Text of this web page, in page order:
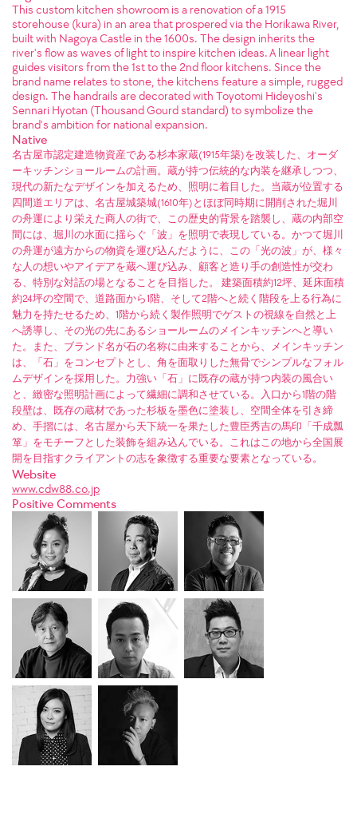
This custom kitchen showroom is a renovation of a 1915
storehouse (kura) in an area that prospered via the Horikawa River,
built with Nagoya Castle in the 1600s. The design inherits the
river's flow as waves of light to inspire kitchen ideas. A linear light
guides visitors from the 1st to the 2nd floor kitchens. Since the
brand name relates to stone, the kitchens feature a simple, rugged
design. The handrails are decorated with Toyotomi Hideyoshi's
Sennari Hyotan (Thousand Gourd standard) to symbolize the
brand's ambition for national expansion.
Native
名古屋市認定建造物資産である杉本家蔵(1915年築)を改装した、オーダ
ーキッチンショールームの計画。蔵が持つ伝統的な内装を継承しつつ、
現代の新たなデザインを加えるため、照明に着目した。当蔵が位置する
四間道エリアは、名古屋城築城(1610年)とほぼ同時期に開削された堀川
の舟運により栄えた商人の街で、この歴史的背景を踏襲し、蔵の内部空
間には、堀川の水面に揺らぐ「波」を照明で表現している。かつて堀川
の舟運が遠方からの物資を運び込んだように、この「光の波」が、様々
な人の想いやアイデアを蔵へ運び込み、顧客と造り手の創造性が交わ
る、特別な対話の場となることを目指した。 建築面積約12坪、延床面積
約24坪の空間で、道路面から1階、そして2階へと続く階段を上る行為に
魅力を持たせるため、1階から続く製作照明でゲストの視線を自然と上
へ誘導し、その光の先にあるショールームのメインキッチンへと導い
た。また、ブランド名が石の名称に由来することから、メインキッチン
は、「石」をコンセプトとし、角を面取りした無骨でシンプルなフォル
ムデザインを採用した。力強い「石」に既存の蔵が持つ内装の風合い
と、緻密な照明計画によって繊細に調和させている。入口から1階の階
段壁は、既存の蔵材であった杉板を墨色に塗装し、空間全体を引き締
め、手摺には、名古屋から天下統一を果たした豊臣秀吉の馬印「千成瓢
箪」をモチーフとした装飾を組み込んでいる。これはこの地から全国展
開を目指すクライアントの志を象徴する重要な要素となっている。
Website
www.cdw88.co.jp
Positive Comments